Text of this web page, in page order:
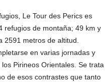
Le Tour des Perics es
refugios de montaña; 49 km y
2591 metros de altitud.
en varias jornadas y
Pirineos Orientales. Se trata
de esos contrastes que tanto